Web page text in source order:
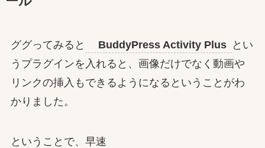
ググってみると BuddyPress Activity Plus とい
うプラグインを入れると、画像だけでなく動画や
リンクの挿入もできるようになるということがわ
かりました。
ということで、早速